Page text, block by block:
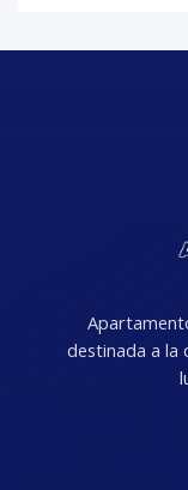
destinada a la